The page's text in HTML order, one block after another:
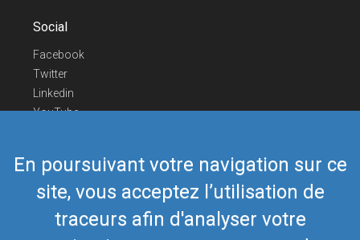
En poursuivant votre navigation sur ce
site, vous acceptez l’utilisation de
traceurs afin d'analyser votre
Social
Facebook
Twitter
Linkedin
YouTube
Nous contacter
Téléphone Europe+352 26441835
Téléphone US/Canada418-592-8862